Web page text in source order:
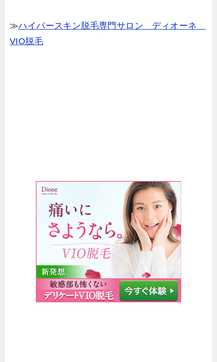
≫ハイパースキン脱毛専門サロン ディオーネ
VIO脱毛